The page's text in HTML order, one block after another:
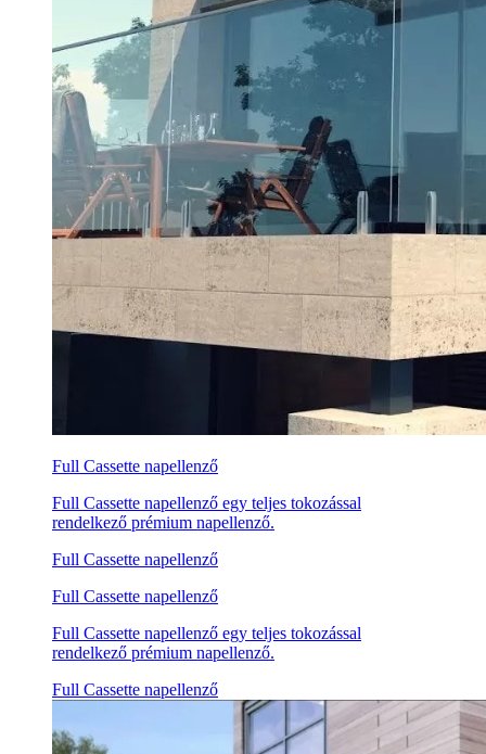
Full Cassette napellenző
Full Cassette napellenző egy teljes tokozással
rendelkező prémium napellenző.
Full Cassette napellenző
Full Cassette napellenző
Full Cassette napellenző egy teljes tokozással
rendelkező prémium napellenző.
Full Cassette napellenző